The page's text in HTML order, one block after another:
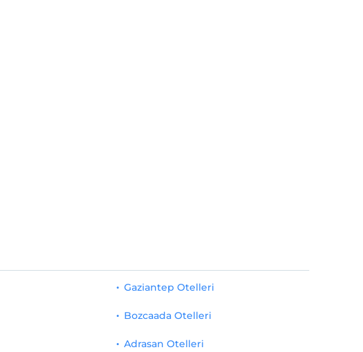
Gaziantep Otelleri
Bozcaada Otelleri
Adrasan Otelleri